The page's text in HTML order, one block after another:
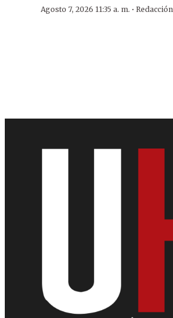
Agosto 7, 2026 11:35 a. m. ·